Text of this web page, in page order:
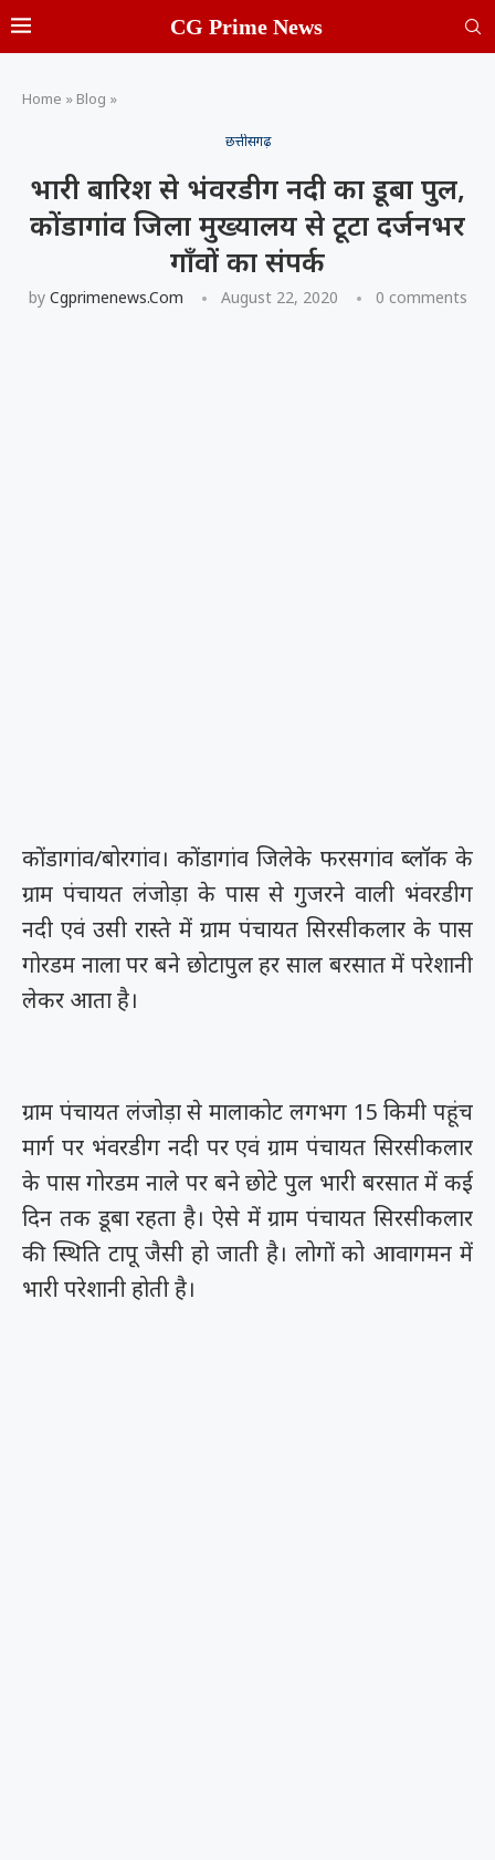
CG Prime News
Home » Blog »
छत्तीसगढ़
भारी बारिश से भंवरडीग नदी का डूबा पुल,
कोंडागांव जिला मुख्यालय से टूटा दर्जनभर
गॉंवों का संपर्क
by Cgprimenews.com August 22, 2020 0 comments
कोंडागांव/बोरगांव। कोंडागांव जिलेके फरसगांव ब्लॉक के
ग्राम पंचायत लंजोड़ा के पास से गुजरने वाली भंवरडीग
नदी एवं उसी रास्ते में ग्राम पंचायत सिरसीकलार के पास
गोरडम नाला पर बने छोटापुल हर साल बरसात में परेशानी
लेकर आता है।
ग्राम पंचायत लंजोड़ा से मालाकोट लगभग 15 किमी पहूंच
मार्ग पर भंवरडीग नदी पर एवं ग्राम पंचायत सिरसीकलार
के पास गोरडम नाले पर बने छोटे पुल भारी बरसात में कई
दिन तक डूबा रहता है। ऐसे में ग्राम पंचायत सिरसीकलार
की स्थिति टापू जैसी हो जाती है। लोगों को आवागमन में
भारी परेशानी होती है।